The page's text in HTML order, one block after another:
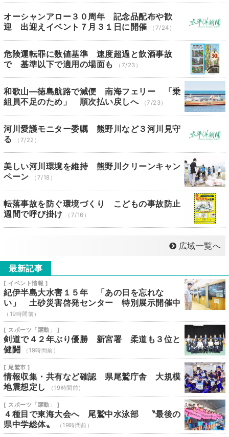
オーシャンアロー３０周年 記念品配布や歓
迎 出迎えイベント７月３１日に開催
（7/24）
危険運転罪に数値基準 速度超過と飲酒事故
で 基準以下で適用の場面も
（7/23）
和歌山―徳島航路で減便 南海フェリー 「乗
組員不足のため」 順次払い戻しへ
（7/23）
河川愛護モニター委嘱 熊野川など３河川見守
る
（7/22）
美しい河川環境を維持 熊野川クリーンキャン
ペーン
（7/18）
転落事故を防ぐ環境づくり こどもの事故防止
週間で呼び掛け
（7/16）
広域一覧へ
最新記事
[ イベント情報 ]
紀伊半島大水害１５年 「あの日を忘れな
い」 土砂災害啓発センター 特別展示開催中
（19時間前）
[ スポーツ「躍動」 ]
剣道で４２年ぶり優勝 新宮署 柔道も３位と
健闘
（19時間前）
[ 尾鷲市 ]
情報収集・共有など確認 県尾鷲庁舎 大規模
地震想定し
（19時間前）
[ スポーツ「躍動」 ]
４種目で東海大会へ 尾鷲中水泳部 〝最後の
県中学総体〟
（19時間前）